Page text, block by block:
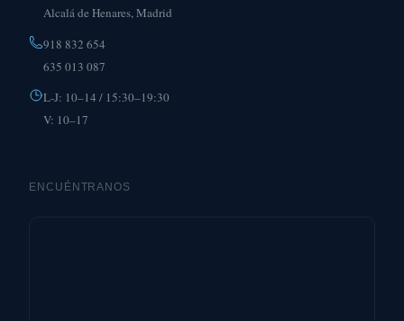
Alcalá de Henares, Madrid
918 832 654
635 013 087
L-J: 10–14 / 15:30–19:30
V: 10–17
ENCUÉNTRANOS